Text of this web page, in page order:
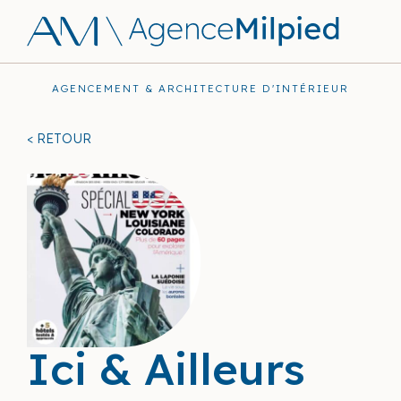
AGENCEMENT & ARCHITECTURE D'INTÉRIEUR
< RETOUR
Ici & Ailleurs